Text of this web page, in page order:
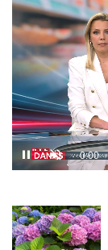
Unmute
Loaded
8.98%